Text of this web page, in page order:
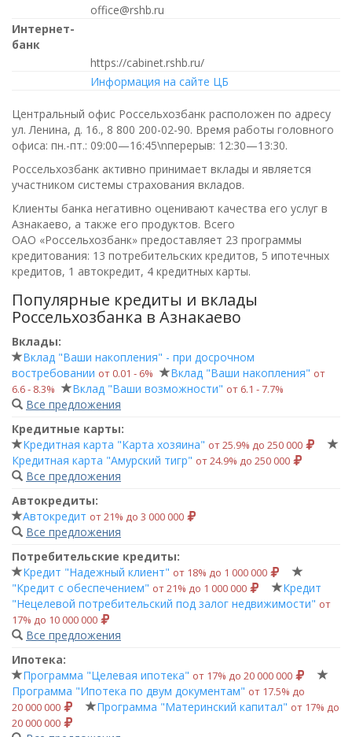
office@rshb.ru
Интернет-
банк
https://cabinet.rshb.ru/
Информация на сайте ЦБ
Центральный офис Россельхозбанк расположен по адресу
ул. Ленина, д. 16., 8 800 200-02-90. Время работы головного
офиса: пн.-пт.: 09:00—16:45\nперерыв: 12:30—13:30.
Россельхозбанк активно принимает вклады и является
участником системы страхования вкладов.
Клиенты банка негативно оценивают качества его услуг в
Азнакаево, а также его продуктов. Всего
ОАО «Россельхозбанк» предоставляет 23 программы
кредитования: 13 потребительских кредитов, 5 ипотечных
кредитов, 1 автокредит, 4 кредитных карты.
Популярные кредиты и вклады
Россельхозбанка в Азнакаево
Вклады:
Вклад "Ваши накопления" - при досрочном
востребовании от 0.01 ‑ 6% Вклад "Ваши накопления" от
6.6 ‑ 8.3%
Вклад "Ваши возможности" от 6.1 ‑ 7.7%
Все предложения
Кредитные карты:
Кредитная карта "Карта хозяина" от 25.9% до 250 000
Кредитная карта "Амурский тигр" от 24.9% до 250 000
Все предложения
Автокредиты:
Автокредит от 21% до 3 000 000
Все предложения
Потребительские кредиты:
Кредит "Надежный клиент" от 18% до 1 000 000
"Кредит с обеспечением" от 21% до 1 000 000
Кредит
"Нецелевой потребительский под залог недвижимости" от
17% до 10 000 000
Все предложения
Ипотека:
Программа "Целевая ипотека" от 17% до 20 000 000
Программа "Ипотека по двум документам" от 17.5% до
20 000 000
Программа "Материнский капитал" от 17% до
20 000 000